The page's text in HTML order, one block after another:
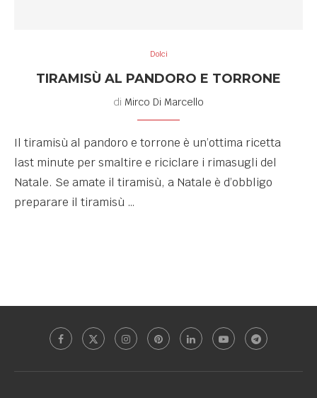
Dolci
TIRAMISÙ AL PANDORO E TORRONE
di Mirco Di Marcello
Il tiramisù al pandoro e torrone è un’ottima ricetta
last minute per smaltire e riciclare i rimasugli del
Natale. Se amate il tiramisù, a Natale è d’obbligo
preparare il tiramisù …